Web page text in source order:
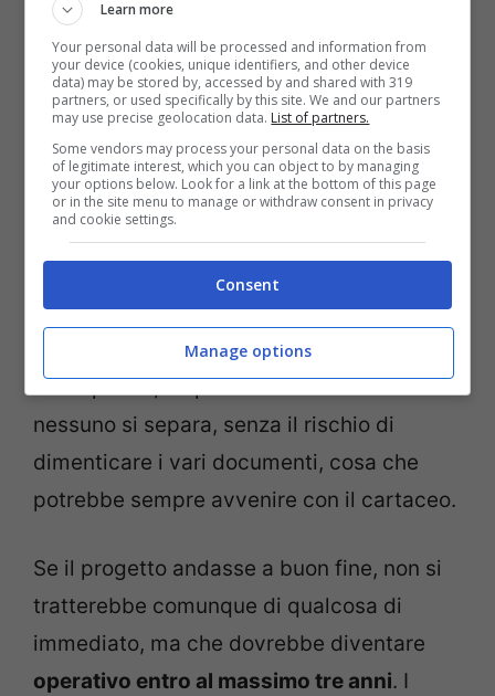
Come può cambiare la procedura per i viaggi in aereo –
Al posto delle verifiche di rito, infatti, si
dovrebbe arrivare asfruttare il
riconoscimento facciale, che eliminerà
ogni tipo di dubbio sull’identità.Anche
questo aspetto potrà essere salvato sullo
smartphone, dispositivo da cui ormai
nessuno si separa, senza il rischio di
dimenticare i vari documenti, cosa che
potrebbe sempre avvenire con il cartaceo.
Se il progetto andasse a buon fine, non si
tratterebbe comunque di qualcosa di
immediato, ma che dovrebbe diventare
operativo entro al massimo tre anni. I
Learn more
Your personal data will be processed and information from
your device (cookies, unique identifiers, and other device
data) may be stored by, accessed by and shared with 319
partners, or used specifically by this site. We and our partners
may use precise geolocation data. List of partners.
Some vendors may process your personal data on the basis
of legitimate interest, which you can object to by managing
your options below. Look for a link at the bottom of this page
or in the site menu to manage or withdraw consent in privacy
and cookie settings.
Consent
Manage options